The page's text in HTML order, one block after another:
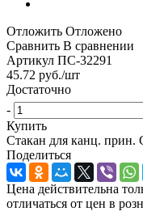
Отложить Отложено
Сравнить В сравнении
Артикул ПС-32291
45.72 руб./шт
Достаточно
-
Купить
Стакан для канц.
Поделиться
Цена действительна
отличаться от цен в